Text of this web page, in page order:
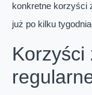
konkretne korzyści
już po kilku
Korzyści